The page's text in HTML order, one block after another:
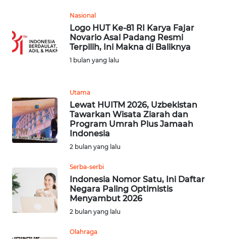
Nasional
Logo HUT Ke-81 RI Karya Fajar
Novario Asal Padang Resmi
Terpilih, Ini Makna di Baliknya
1 bulan yang lalu
Utama
Lewat HUITM 2026, Uzbekistan
Tawarkan Wisata Ziarah dan
Program Umrah Plus Jamaah
Indonesia
2 bulan yang lalu
Serba-serbi
Indonesia Nomor Satu, Ini Daftar
Negara Paling Optimistis
Menyambut 2026
2 bulan yang lalu
Olahraga
JAMBI
WN
NTB
WN
SULBAR